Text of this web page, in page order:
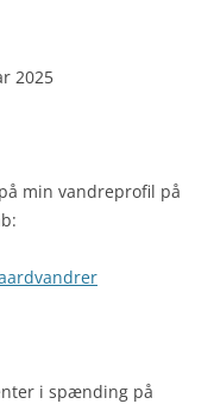
2025
min vandreprofil på
i spænding på